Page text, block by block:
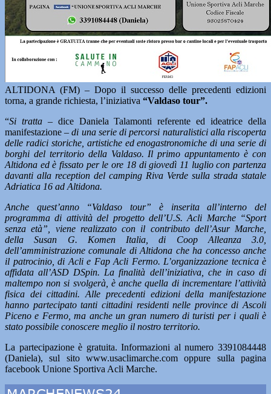
ALTIDONA (FM) – Dopo il successo delle precedenti edizioni
torna, a grande richiesta, l’iniziativa “Valdaso tour”.
“Si tratta – dice Daniela Talamonti referente ed ideatrice della
manifestazione – di una serie di percorsi naturalistici alla riscoperta
delle radici storiche, artistiche ed enogastronomiche di una serie di
borghi del territorio della Valdaso. Il primo appuntamento è con
Altidona ed è fissato per le ore 18 di giovedì 11 luglio con partenza
davanti alla reception del camping Riva Verde sulla strada statale
Adriatica 16 ad Altidona.
Anche quest’anno “Valdaso tour” è inserita all’interno del
programma di attività del progetto dell’U.S. Acli Marche “Sport
senza età”, viene realizzato con il contributo dell’Asur Marche,
della Susan G. Komen Italia, di Coop Alleanza 3.0,
dell’amministrazione comunale di Altidona che ha concesso anche
il patrocinio, di Acli e Fap Acli Fermo. L’organizzazione tecnica è
affidata all’ASD DSpin. La finalità dell’iniziativa, che in caso di
maltempo non si svolgerà, è anche quella di incrementare l’attività
fisica dei cittadini. Alle precedenti edizioni della manifestazione
hanno partecipato tanti cittadini residenti nelle province di Ascoli
Piceno e Fermo, ma anche un gran numero di turisti per i quali è
stato possibile conoscere meglio il nostro territorio.
La partecipazione è gratuita. Informazioni al numero 3391084448
(Daniela), sul sito www.usaclimarche.com oppure sulla pagina
facebook Unione Sportiva Acli Marche.